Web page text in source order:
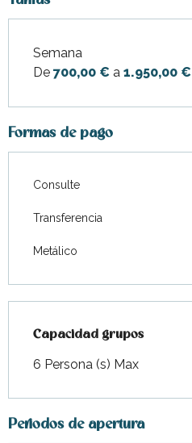
Tarifas 2026
Semana
De 700,00 € a 1.950,00 €
Formas de pago
Consulte
Transferencia
Metálico
Capacidad grupos
Capacidad grupos
6 Persona (s) Max
Periodos de apertura